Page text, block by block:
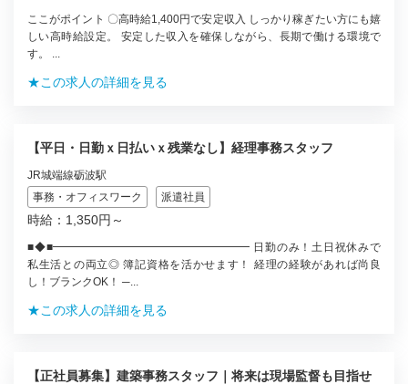
ここがポイント 〇高時給1,400円で安定収入 しっかり稼ぎたい方にも嬉
しい高時給設定。 安定した収入を確保しながら、長期で働ける環境で
す。 ...
★この求人の詳細を見る
【平日・日勤ｘ日払いｘ残業なし】経理事務スタッフ
JR城端線砺波駅
事務・オフィスワーク
派遣社員
時給：1,350円～
■◆■━━━━━━━━━━━━━━━━━━ 日勤のみ！土日祝休みで
私生活との両立◎ 簿記資格を活かせます！ 経理の経験があれば尚良
し！ブランクOK！ ─...
★この求人の詳細を見る
【正社員募集】建築事務スタッフ｜将来は現場監督も目指せ